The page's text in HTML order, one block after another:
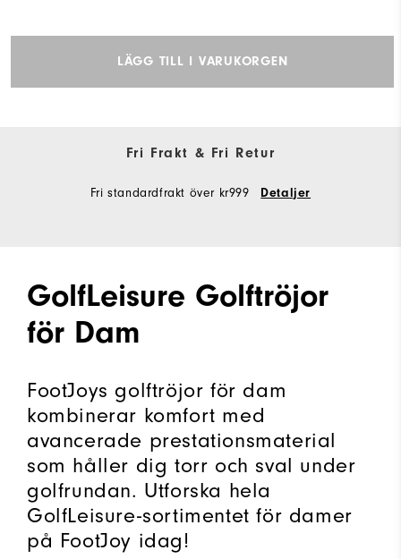
LÄGG TILL I VARUKORGEN
Fri Frakt & Fri Retur
Fri standardfrakt över kr999 Detaljer
GolfLeisure Golftröjor
för Dam
FootJoys golftröjor för dam
kombinerar komfort med
avancerade prestationsmaterial
som håller dig torr och sval under
golfrundan. Utforska hela
GolfLeisure-sortimentet för damer
på FootJoy idag!